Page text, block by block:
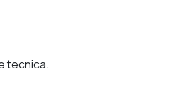
tecnica.